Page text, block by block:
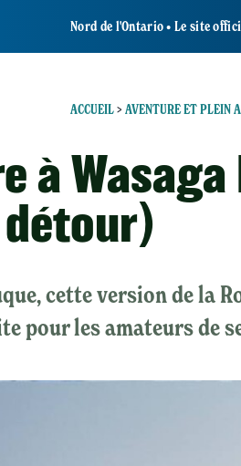
Nord de l'Ontario • Le site
ACCUEIL> AVENTURE ET PLEIN
à
cette version de la
pour les amateurs de